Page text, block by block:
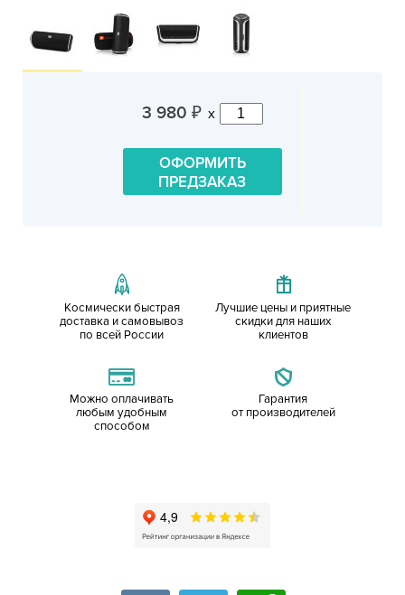
3 980 ₽ x
ОФОРМИТЬ
ПРЕДЗАКАЗ
Космически быстрая
доставка и самовывоз
по всей России
Лучшие цены и приятные
скидки для наших
клиентов
Можно оплачивать
любым удобным
способом
Гарантия
от производителей